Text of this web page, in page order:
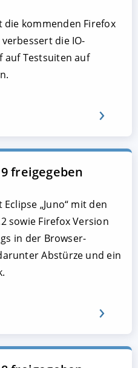
kommenden Firefox
die IO-
auf Testsuiten auf
freigegeben
„Juno“ mit den
sowie Firefox Version
in der Browser-
Abstürze und ein